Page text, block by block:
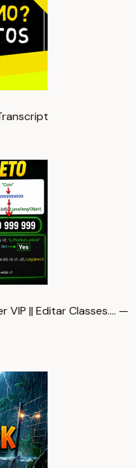
VIP || Editar Classes.… —